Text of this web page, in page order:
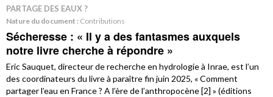
PARTAGE DES EAUX ?
Nature du document : Contributions
Sécheresse : « Il y a des fantasmes auxquels
notre livre cherche à répondre »
Eric Sauquet, directeur de recherche en hydrologie à Inrae, est l’un
des coordinateurs du livre à paraître fin juin 2025, « Comment
partager l’eau en France ? A l’ère de l’anthropocène [2] » (éditions